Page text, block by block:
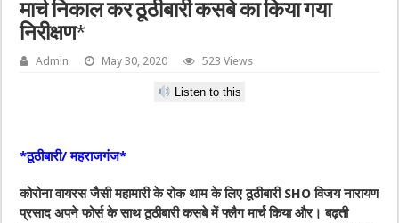
मार्च निकाल कर ठूठीबारी कसबे का किया गया
निरीक्षण*
Admin May 30, 2020 523 Views
Listen to this
*ठूठीबारी/ महराजगंज*
कोरोना वायरस जैसी महामारी के रोक थाम के लिए ठूठीबारी SHO विजय नारायण
प्रसाद अपने फोर्स के साथ ठूठीबारी कसबे में फ्लैग मार्च किया और। बढ़ती